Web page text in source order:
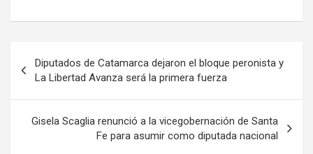
de
entradas
Diputados de Catamarca dejaron el bloque peronista y
La Libertad Avanza será la primera fuerza
Gisela Scaglia renunció a la vicegobernación de Santa
Fe para asumir como diputada nacional